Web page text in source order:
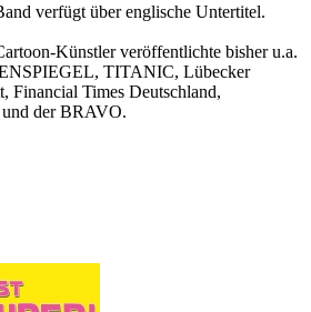
verfügt über englische Untertitel.
Künstler veröffentlichte bisher u.a.
TITANIC, Lübecker
Financial Times Deutschland,
der BRAVO.